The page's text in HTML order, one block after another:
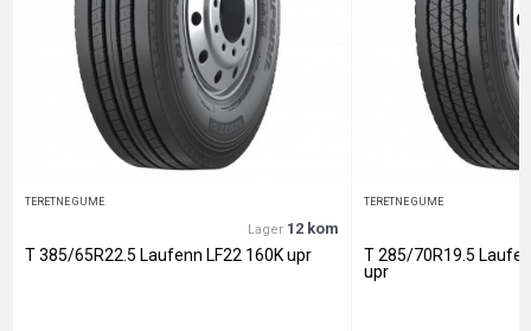
Anti-spam zaštita - izračunajte koliko je 4 + 1 :
TERETNE GUME
Lager 12 kom
T 385/65R22.5 Laufenn LF22 160K upr
TERETNE GUME
T 285/70R19.5
upr